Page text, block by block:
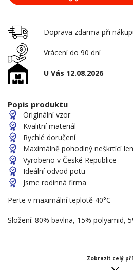
Doprava zdarma při
Vrácení do 90 dní
U Vás 12.08.2026
Popis produktu
Originální vzor
Kvalitní materiál
Rychlé doručení
Maximálně pohodlný neškrtící
Vyrobeno v České Republice
Ideální odvod potu
Jsme rodinná firma
Perte v maximální teplotě 40°C
Složení: 80% bavlna, 15% polyamid,
Zobrazit celý